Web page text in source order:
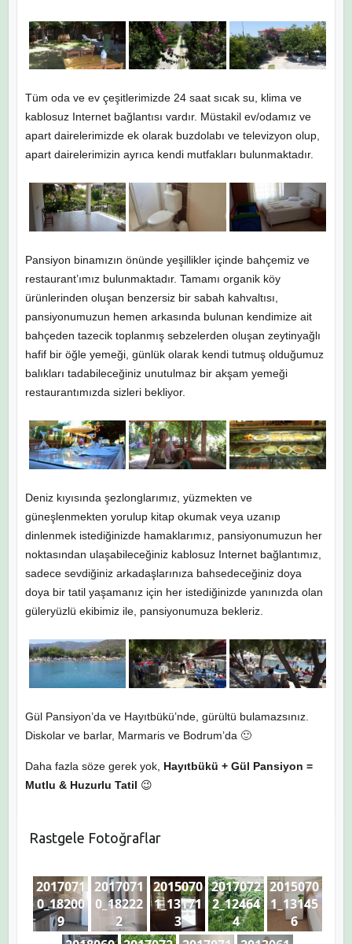
Tüm oda ve ev çeşitlerimizde 24 saat sıcak su, klima ve
kablosuz Internet bağlantısı vardır. Müstakil ev/odamız ve
apart dairelerimizde ek olarak buzdolabı ve televizyon olup,
apart dairelerimizin ayrıca kendi mutfakları bulunmaktadır.
Pansiyon binamızın önünde yeşillikler içinde bahçemiz ve
restaurant’ımız bulunmaktadır. Tamamı organik köy
ürünlerinden oluşan benzersiz bir sabah kahvaltısı,
pansiyonumuzun hemen arkasında bulunan kendimize ait
bahçeden tazecik toplanmış sebzelerden oluşan zeytinyağlı
hafif bir öğle yemeği, günlük olarak kendi tutmuş olduğumuz
balıkları tadabileceğiniz unutulmaz bir akşam yemeği
restaurantımızda sizleri bekliyor.
Deniz kıyısında şezlonglarımız, yüzmekten ve
güneşlenmekten yorulup kitap okumak veya uzanıp
dinlenmek istediğinizde hamaklarımız, pansiyonumuzun her
noktasından ulaşabileceğiniz kablosuz Internet bağlantımız,
sadece sevdiğiniz arkadaşlarınıza bahsedeceğiniz doya
doya bir tatil yaşamanız için her istediğinizde yanınızda olan
güleryüzlü ekibimiz ile, pansiyonumuza bekleriz.
Gül Pansiyon’da ve Hayıtbükü’nde, gürültü bulamazsınız.
Diskolar ve barlar, Marmaris ve Bodrum’da 🙂
Daha fazla söze gerek yok, Hayıtbükü + Gül Pansiyon =
Mutlu & Huzurlu Tatil 😉
Rastgele Fotoğraflar
2017071
0_18200
9
2017071
0_18222
2
2015070
1_13171
3
2017072
2_12464
4
2015070
1_13145
6